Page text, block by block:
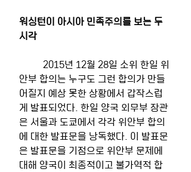
워싱턴이 아시아 민족주의를 보는 두
시각
안부 합의는 누구도 그런 합의가 만들
어질지 예상 못한 상황에서 갑작스럽
게 발표되었다. 한일 양국 외무부 장관
은 서울과 도쿄에서 각각 위안부 합의
에 대한 발표문을 낭독했다. 이 발표문
은 발표문을 기점으로 위안부 문제에
대해 양국이 최종적이고 불가역적 합